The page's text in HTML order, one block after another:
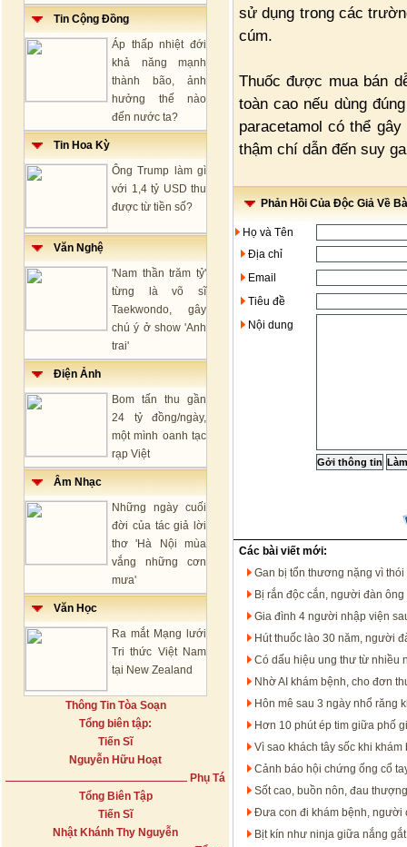
Tin Cộng Đồng
Áp thấp nhiệt đới
khả năng mạnh
thành bão, ảnh
hưởng thế nào
đến nước ta?
Tin Hoa Kỳ
Ông Trump làm gì
với 1,4 tỷ USD thu
được từ tiền số?
Văn Nghệ
'Nam thần trăm tỷ'
từng là võ sĩ
Taekwondo, gây
chú ý ở show 'Anh
trai'
Điện Ảnh
Bom tấn thu gần
24 tỷ đồng/ngày,
một mình oanh tạc
rạp Việt
Âm Nhạc
Những ngày cuối
đời của tác giả lời
thơ 'Hà Nội mùa
vắng những cơn
mưa'
Văn Học
Ra mắt Mạng lưới
Tri thức Việt Nam
tại New Zealand
Thông Tin Tòa Soạn
Tổng biên tập:
Tiến Sĩ
Nguyễn Hữu Hoạt
Phụ Tá
Tổng Biên Tập
Tiến Sĩ
Nhật Khánh Thy Nguyễn
sử dụng trong các
cúm.
Thuốc được mua bán
toàn cao nếu dùng
paracetamol có thể
thậm chí dẫn đến suy
Phản Hồi Của Độc Giả Về
Họ và Tên
Địa chỉ
Email
Tiêu đề
Nội dung
Các bài viết mới:
Gan bị tổn thương nặng vì
Bị rắn độc cắn, người đàn
Gia đình 4 người nhập viện
Hút thuốc lào 30 năm, người
Có dấu hiệu ung thư từ nhiều
Nhờ AI khám bệnh, cho đơn
Hôn mê sau 3 ngày nhổ răng
Hơn 10 phút ép tim giữa phố
Vì sao khách tây sốc khi
Cảnh báo hội chứng ống cổ
Sốt cao, buồn nôn, đau
Đưa con đi khám bệnh, người
Bịt kín như ninja giữa nắng